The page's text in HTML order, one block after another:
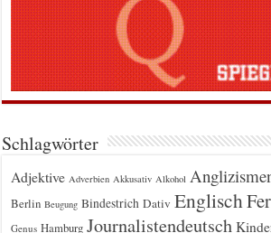
Schlagwörter
Adjektive Adverbien Akkusativ Alkohol
Berlin Beugung Bindestrich Dativ Englisch
Genus Hamburg Journalistendeutsch